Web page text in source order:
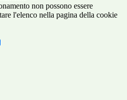
non possono essere
l'elenco nella pagina della cookie